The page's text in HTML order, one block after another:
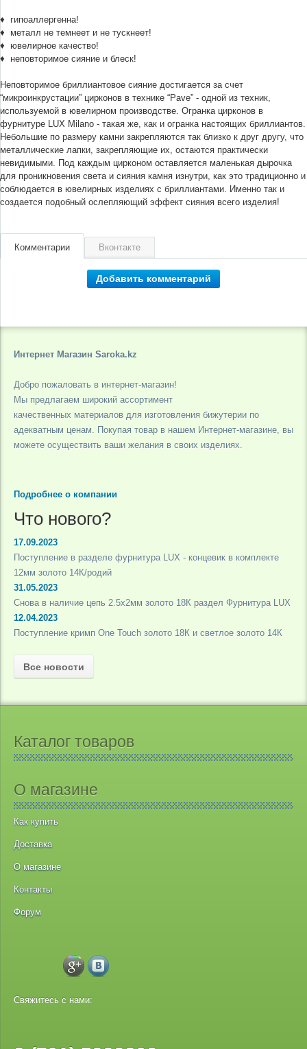
♦ гипоаллергенна!
♦ металл не темнеет и не тускнеет!
♦ ювелирное качество!
♦ неповторимое сияние и блеск!
Неповторимое бриллиантовое сияние достигается за счет
“микроинкрустации” цирконов в технике “Pave” - одной из техник,
используемой в ювелирном производстве. Огранка цирконов в
фурнитуре LUX Milano - такая же, как и огранка настоящих бриллиантов.
Небольшие по размеру камни закрепляются так близко к друг другу, что
металлические лапки, закрепляющие их, остаются практически
невидимыми. Под каждым цирконом оставляется маленькая дырочка
для проникновения света и сияния камня изнутри, как это традиционно и
соблюдается в ювелирных изделиях с бриллиантами. Именно так и
создается подобный ослепляющий эффект сияния всего изделия!
Комментарии Вконтакте
Добавить комментарий
Интернет Магазин Saroka.kz
Добро пожаловать в интернет-магазин!
Мы предлагаем широкий ассортимент
качественных материалов для изготовления бижутерии по
адекватным ценам. Покупая товар в нашем Интернет-магазине, вы
можете осуществить ваши желания в своих изделиях.
Подробнее о компании
Что нового?
17.09.2023
Поступление в разделе фурнитура LUX - концевик в комплекте
12мм золото 14К/родий
31.05.2023
Снова в наличие цепь 2.5х2мм золото 18К раздел Фурнитура LUX
12.04.2023
Поступление кримп One Touch золото 18К и светлое золото 14К
Все новости
Каталог товаров
О магазине
Как купить
Доставка
О магазине
Контакты
Форум
Свяжитесь с нами: